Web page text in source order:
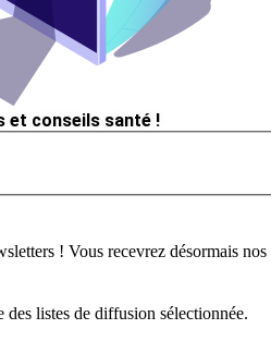
et conseils santé !
! Vous recevrez désormais nos
listes de diffusion sélectionnée.